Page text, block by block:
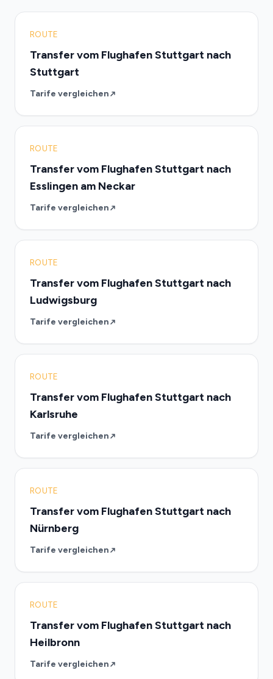
ROUTE
Transfer vom Flughafen Stuttgart nach
Stuttgart
Tarife vergleichen
ROUTE
Transfer vom Flughafen Stuttgart nach
Esslingen am Neckar
Tarife vergleichen
ROUTE
Transfer vom Flughafen Stuttgart nach
Ludwigsburg
Tarife vergleichen
ROUTE
Transfer vom Flughafen Stuttgart nach
Karlsruhe
Tarife vergleichen
ROUTE
Transfer vom Flughafen Stuttgart nach
Nürnberg
Tarife vergleichen
ROUTE
Transfer vom Flughafen Stuttgart nach
Heilbronn
Tarife vergleichen